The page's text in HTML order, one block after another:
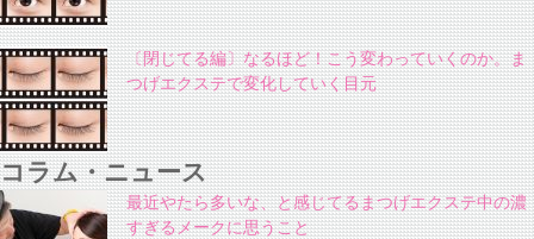
〔閉じてる編〕なるほど！こう変わっていくのか。ま
つげエクステで変化していく目元
コラム・ニュース
最近やたら多いな、と感じてるまつげエクステ中の濃
すぎるメークに思うこと